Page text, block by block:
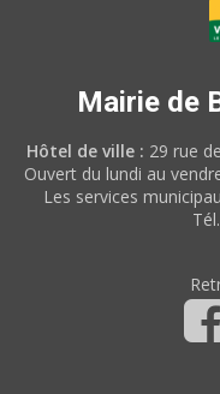
Mairie de
Hôtel de ville : 29 rue
Ouvert du lundi au
Les services